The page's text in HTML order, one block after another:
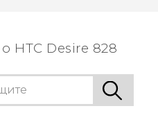
HTC Desire 828